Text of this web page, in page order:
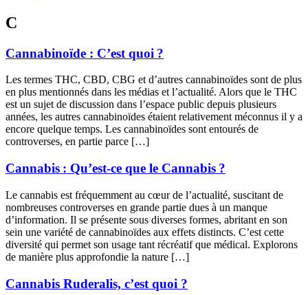
C
Cannabinoïde : C’est quoi ?
Les termes THC, CBD, CBG et d’autres cannabinoïdes sont de plus
en plus mentionnés dans les médias et l’actualité. Alors que le THC
est un sujet de discussion dans l’espace public depuis plusieurs
années, les autres cannabinoïdes étaient relativement méconnus il y a
encore quelque temps. Les cannabinoïdes sont entourés de
controverses, en partie parce […]
Cannabis : Qu’est-ce que le Cannabis ?
Le cannabis est fréquemment au cœur de l’actualité, suscitant de
nombreuses controverses en grande partie dues à un manque
d’information. Il se présente sous diverses formes, abritant en son
sein une variété de cannabinoïdes aux effets distincts. C’est cette
diversité qui permet son usage tant récréatif que médical. Explorons
de manière plus approfondie la nature […]
Cannabis Ruderalis, c’est quoi ?